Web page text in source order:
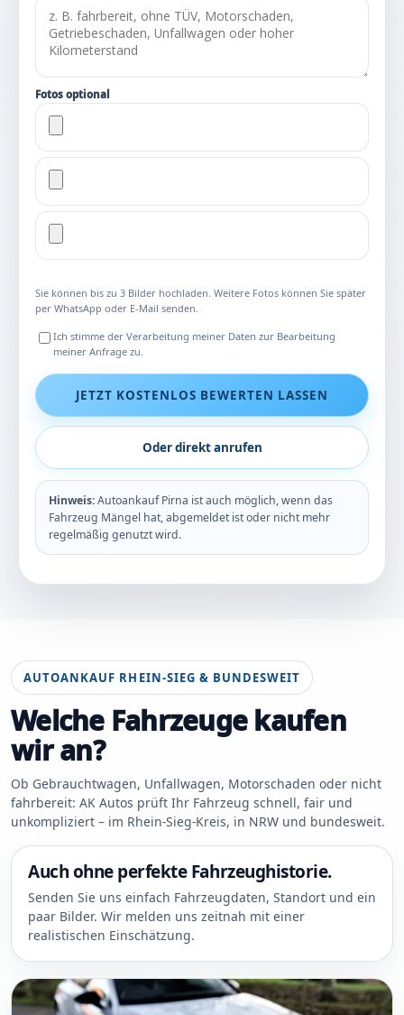
Fotos optional
Sie können bis zu 3 Bilder hochladen. Weitere Fotos können Sie später
per WhatsApp oder E-Mail senden.
Ich stimme der Verarbeitung meiner Daten zur Bearbeitung
meiner Anfrage zu.
JETZT KOSTENLOS BEWERTEN LASSEN
Oder direkt anrufen
Hinweis:Autoankauf Pirna ist auch möglich, wenn das
Fahrzeug Mängel hat, abgemeldet ist oder nicht mehr
regelmäßig genutzt wird.
AUTOANKAUF RHEIN-SIEG & BUNDESWEIT
Welche Fahrzeuge kaufen
wir an?
Ob Gebrauchtwagen, Unfallwagen, Motorschaden oder nicht
fahrbereit: AK Autos prüft Ihr Fahrzeug schnell, fair und
unkompliziert – im Rhein-Sieg-Kreis, in NRW und bundesweit.
Auch ohne perfekte Fahrzeughistorie.
Senden Sie uns einfach Fahrzeugdaten, Standort und ein
paar Bilder. Wir melden uns zeitnah mit einer
realistischen Einschätzung.